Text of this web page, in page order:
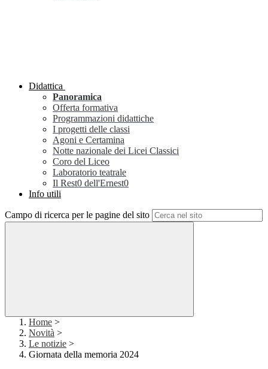
Didattica
Panoramica
Offerta formativa
Programmazioni didattiche
I progetti delle classi
Agoni e Certamina
Notte nazionale dei Licei Classici
Coro del Liceo
Laboratorio teatrale
Il Rest0 dell'Ernest0
Info utili
Campo di ricerca per le pagine del sito
Home >
Novità >
Le notizie >
Giornata della memoria 2024